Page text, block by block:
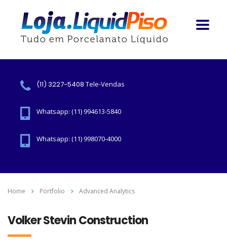
(11) 3227-5408 Tele-Vendas
Whatsapp: (11) 994613-5840
Whatsapp: (11) 998070-4000
Home Portfolio Advanced Analytics
Volker Stevin Construction